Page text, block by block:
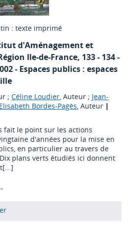
: texte imprimé
d'Aménagement et
Ile-de-France, 133 - 134 -
- Espaces publics : espaces
; Céline Loudier, Auteur ; Jean-
Elisabeth Bordes-Pagès, Auteur |
fait le point sur les actions
d'années pour la mise en
en particulier au travers de
plans verts étudiés ici donnent